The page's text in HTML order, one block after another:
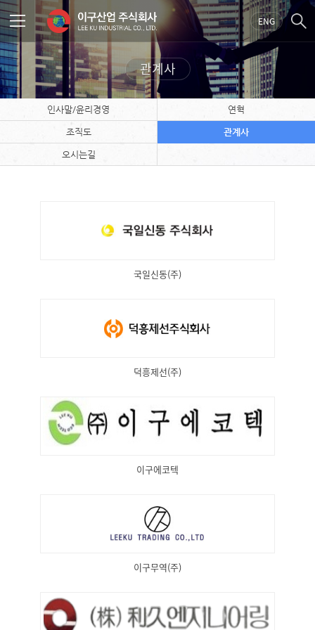
ENG
관계사
인사말/윤리경영 연혁
조직도 관계사
오시는길
국일신동(주)
덕흥제선(주)
이구에코텍
이구무역(주)